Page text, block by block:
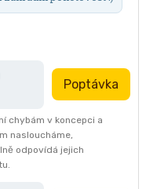
Poptávka
chybám v koncepci a
nasloucháme,
odpovídá jejich